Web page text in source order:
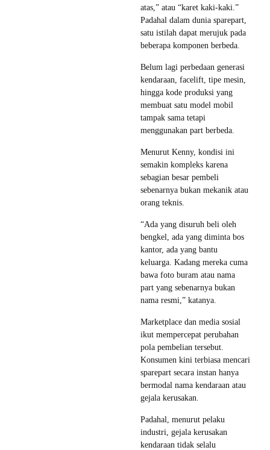
atas,” atau “karet kaki-kaki.”
Padahal dalam dunia sparepart,
satu istilah dapat merujuk pada
beberapa komponen berbeda.
Belum lagi perbedaan generasi
kendaraan, facelift, tipe mesin,
hingga kode produksi yang
membuat satu model mobil
tampak sama tetapi
menggunakan part berbeda.
Menurut Kenny, kondisi ini
semakin kompleks karena
sebagian besar pembeli
sebenarnya bukan mekanik atau
orang teknis.
“Ada yang disuruh beli oleh
bengkel, ada yang diminta bos
kantor, ada yang bantu
keluarga. Kadang mereka cuma
bawa foto buram atau nama
part yang sebenarnya bukan
nama resmi,” katanya.
Marketplace dan media sosial
ikut mempercepat perubahan
pola pembelian tersebut.
Konsumen kini terbiasa mencari
sparepart secara instan hanya
bermodal nama kendaraan atau
gejala kerusakan.
Padahal, menurut pelaku
industri, gejala kerusakan
kendaraan tidak selalu